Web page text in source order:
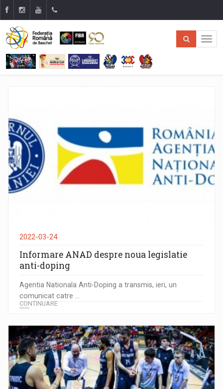
2022-03-24
Informare ANAD despre noua legislatie
anti-doping
Agentia Nationala Anti-Doping a transmis, ieri, un
comunicat catre ...
CONTINUARE